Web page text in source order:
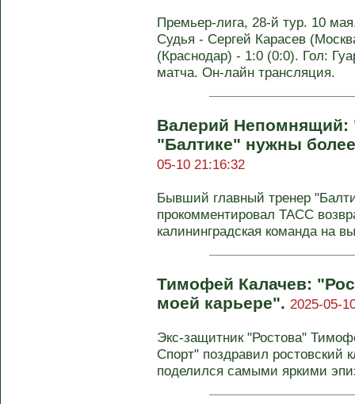
Премьер-лига, 28-й тур. 10
Судья - Сергей Карасев
(Краснодар) - 1:0 (0:0). Гол:
матча. Он-лайн трансляция.
Валерий Непомнящий:
"Балтике" нужны
05-10 21:16:32
Бывший главный тренер
прокомментировал ТАСС
калининградская команда на
Тимофей Калачев:
моей карьере". 2025-05-
Экс-защитник "Ростова"
Спорт" поздравил ростовский
поделился самыми яркими